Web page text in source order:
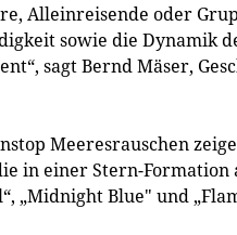
Alleinreisende oder
sowie die Dynamik
sagt Bernd Mäser,
Meeresrauschen
in einer Stern-Formation
„Midnight Blue" und